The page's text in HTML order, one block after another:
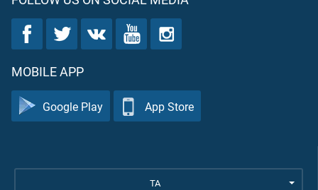
MOBILE APP
Google Play App Store
TA